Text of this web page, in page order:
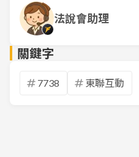
法說會助理
關鍵字
7738 東聯互動